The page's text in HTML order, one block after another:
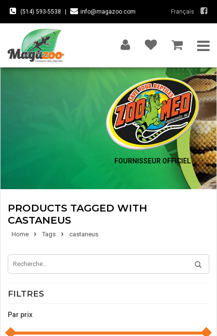
(514) 593-5538 info@magazoo.com Français
FOURNISSEUR OFFICIEL
PRODUCTS TAGGED WITH
CASTANEUS
Home Tags castaneus
FILTRES
Par prix